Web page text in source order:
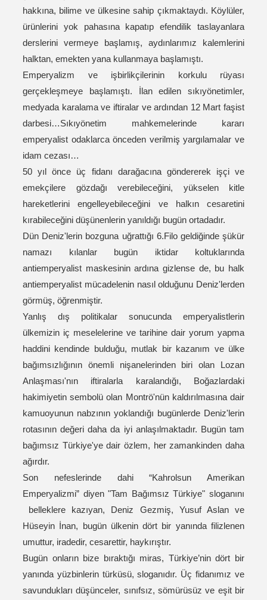
hakkına, bilime ve ülkesine sahip çıkmaktaydı. Köylüler,
ürünlerini yok pahasına kapatıp efendilik taslayanlara
derslerini vermeye başlamış, aydınlarımız kalemlerini
halktan, emekten yana kullanmaya başlamıştı.
Emperyalizm ve işbirlikçilerinin korkulu rüyası
gerçekleşmeye başlamıştı. İlan edilen sıkıyönetimler,
medyada karalama ve iftiralar ve ardından 12 Mart faşist
darbesi…Sıkıyönetim mahkemelerinde kararı
emperyalist odaklarca önceden verilmiş yargılamalar ve
idam cezası…
50 yıl önce üç fidanı darağacına göndererek işçi ve
emekçilere gözdağı verebileceğini, yükselen kitle
hareketlerini engelleyebileceğini ve halkın cesaretini
kırabileceğini düşünenlerin yanıldığı bugün ortadadır.
Dün Deniz'lerin bozguna uğrattığı 6.Filo geldiğinde şükür
namazı kılanlar bugün iktidar koltuklarında
antiemperyalist maskesinin ardına gizlense de, bu halk
antiemperyalist mücadelenin nasıl olduğunu Deniz'lerden
görmüş, öğrenmiştir.
Yanlış dış politikalar sonucunda emperyalistlerin
ülkemizin iç meselelerine ve tarihine dair yorum yapma
haddini kendinde bulduğu, mutlak bir kazanım ve ülke
bağımsızlığının önemli nişanelerinden biri olan Lozan
Anlaşması'nın iftiralarla karalandığı, Boğazlardaki
hakimiyetin sembolü olan Montrö'nün kaldırılmasına dair
kamuoyunun nabzının yoklandığı bugünlerde Deniz'lerin
rotasının değeri daha da iyi anlaşılmaktadır. Bugün tam
bağımsız Türkiye'ye dair özlem, her zamankinden daha
ağırdır.
Son nefeslerinde dahi “Kahrolsun Amerikan
Emperyalizmi” diyen "Tam Bağımsız Türkiye" sloganını
belleklere kazıyan, Deniz Gezmiş, Yusuf Aslan ve
Hüseyin İnan, bugün ülkenin dört bir yanında filizlenen
umuttur, iradedir, cesarettir, haykırıştır.
Bugün onların bize bıraktığı miras, Türkiye’nin dört bir
yanında yüzbinlerin türküsü, sloganıdır. Üç fidanımız ve
savundukları düşünceler, sınıfsız, sömürüsüz ve eşit bir